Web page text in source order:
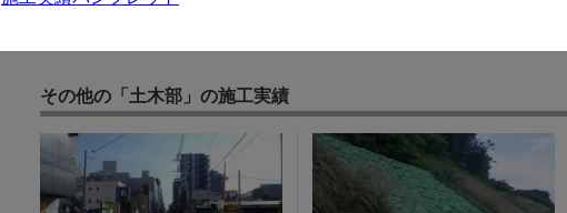
その他の「土木部」の施工実績